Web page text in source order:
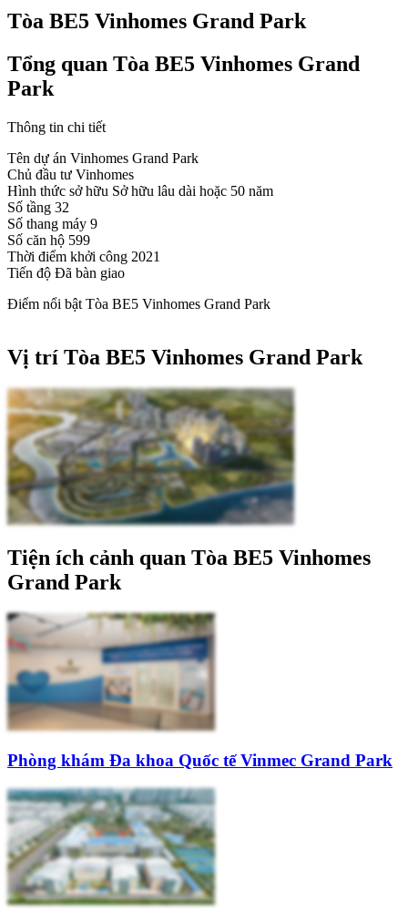
Tòa BE5 Vinhomes Grand Park
Tổng quan Tòa BE5 Vinhomes Grand
Park
Thông tin chi tiết
Tên dự án Vinhomes Grand Park
Chủ đầu tư Vinhomes
Hình thức sở hữu Sở hữu lâu dài hoặc 50 năm
Số tầng 32
Số thang máy 9
Số căn hộ 599
Thời điểm khởi công 2021
Tiến độ Đã bàn giao
Điểm nổi bật Tòa BE5 Vinhomes Grand Park
Vị trí Tòa BE5 Vinhomes Grand Park
Tiện ích cảnh quan Tòa BE5 Vinhomes
Grand Park
Phòng khám Đa khoa Quốc tế Vinmec Grand Park